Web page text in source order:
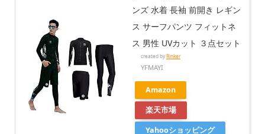
ンズ 水着 長袖 前開き レギン
ス サーフパンツ フィットネ
ス 男性 UVカット ３点セット
created byRinker
YFMAYI
Amazon
楽天市場
Yahooショッピング